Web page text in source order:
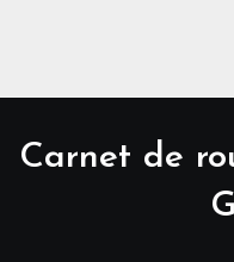
Carnet de